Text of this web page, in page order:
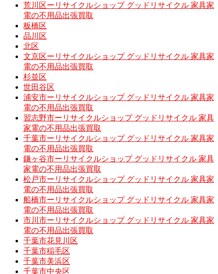
荒川区ーリサイクルショップ グッドリサイクル 家具家
電の不用品出張買取
板橋区
品川区
北区
文京区ーリサイクルショップ グッドリサイクル 家具家
電の不用品出張買取
杉並区
世田谷区
浦安市ーリサイクルショップ グッドリサイクル 家具家
電の不用品出張買取
習志野市ーリサイクルショップ グッドリサイクル 家具
家電の不用品出張買取
千葉市ーリサイクルショップ グッドリサイクル 家具家
電の不用品出張買取
鎌ヶ谷市ーリサイクルショップ グッドリサイクル 家具
家電の不用品出張買取
松戸市ーリサイクルショップ グッドリサイクル 家具家
電の不用品出張買取
船橋市ーリサイクルショップ グッドリサイクル 家具家
電の不用品出張買取
市川市ーリサイクルショップ グッドリサイクル 家具家
電の不用品出張買取
千葉市花見川区
千葉市稲毛区
千葉市美浜区
千葉市中央区